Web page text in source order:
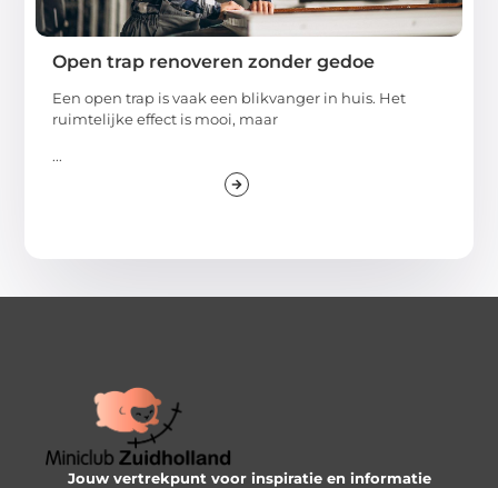
Open trap renoveren zonder gedoe
Een open trap is vaak een blikvanger in huis. Het
ruimtelijke effect is mooi, maar
...
Jouw vertrekpunt voor inspiratie en informatie